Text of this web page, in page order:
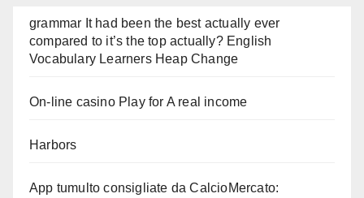
grammar It had been the best actually ever
compared to it’s the top actually? English
Vocabulary Learners Heap Change
On-line casino Play for A real income
Harbors
App tumulto consigliate da CalcioMercato: